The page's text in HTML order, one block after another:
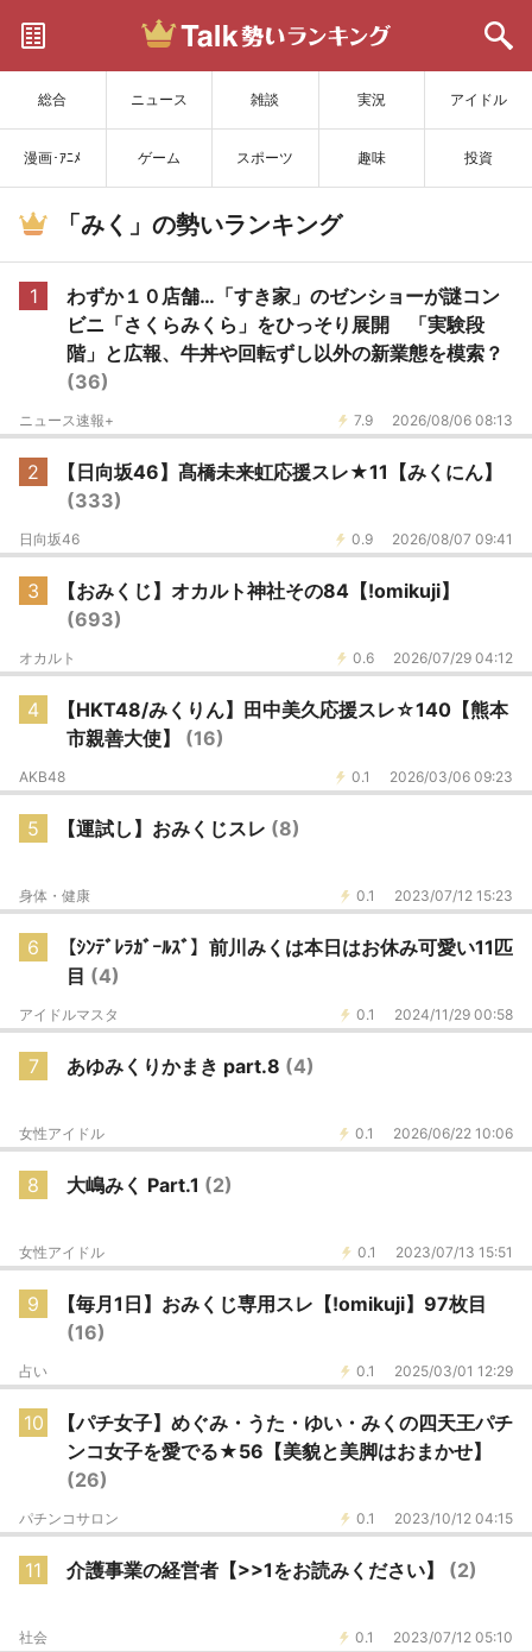
総合 ニュース 雑談 実況 アイドル
漫画･ｱﾆﾒ ゲーム スポーツ 趣味 投資
サイトを更新
「みく」の勢いランキング
1
わずか１０店舗…「すき家」のゼンショーが謎コン
ビニ「さくらみくら」をひっそり展開 「実験段
階」と広報、牛丼や回転ずし以外の新業態を模索？
(36)
7.9 2026/08/06 08:13
ニュース速報+
2
【日向坂46】髙橋未来虹応援スレ★11【みくにん】
(333)
0.9 2026/08/07 09:41
日向坂46
3
【おみくじ】オカルト神社その84【!omikuji】
(693)
0.6 2026/07/29 04:12
オカルト
4
【HKT48/みくりん】田中美久応援スレ☆140【熊本
市親善大使】 (16)
0.1 2026/03/06 09:23
AKB48
5 【運試し】おみくじスレ (8)
0.1 2023/07/12 15:23
身体・健康
6
【ｼﾝﾃﾞﾚﾗｶﾞｰﾙｽﾞ】前川みくは本日はお休み可愛い11匹
目 (4)
0.1 2024/11/29 00:58
アイドルマスタ
7 あゆみくりかまき part.8 (4)
0.1 2026/06/22 10:06
女性アイドル
8 大嶋みく Part.1 (2)
0.1 2023/07/13 15:51
女性アイドル
9
【毎月1日】おみくじ専用スレ【!omikuji】97枚目
(16)
0.1 2025/03/01 12:29
占い
10
【パチ女子】めぐみ・うた・ゆい・みくの四天王パチ
ンコ女子を愛でる★56【美貌と美脚はおまかせ】
(26)
0.1 2023/10/12 04:15
パチンコサロン
11 介護事業の経営者【>>1をお読みください】 (2)
0.1 2023/07/12 05:10
社会